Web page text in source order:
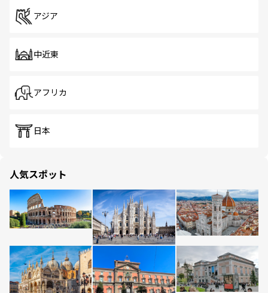
アジア
中近東
アフリカ
日本
人気スポット